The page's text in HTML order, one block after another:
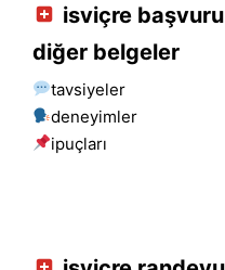
isviçre
diğer belgeler
tavsiyeler
deneyimler
i̇puçları